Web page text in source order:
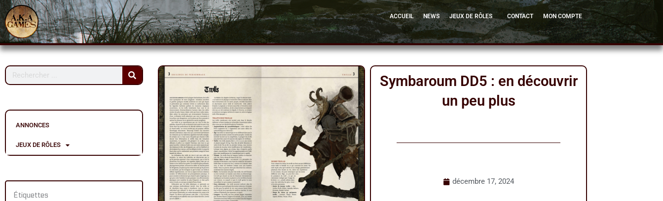
Aller
au
contenu
ACCUEIL NEWS JEUX DE RÔLES CONTACT MON COMPTE
Rechercher
ANNONCES
JEUX DE RÔLES
Étiquettes
Symbaroum DD5 : en découvrir
un peu plus
décembre 17, 2024